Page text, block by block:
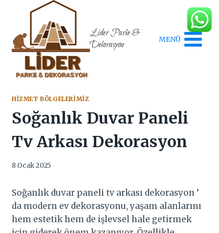
content
Lider Parke &
Dekorasyon
MENÜ
HIZMET BÖLGELERIMIZ
Soğanlık Duvar Paneli
Tv Arkası Dekorasyon
8 Ocak 2025
Soğanlık duvar paneli tv arkası dekorasyon ’
da modern ev dekorasyonu, yaşam alanlarını
hem estetik hem de işlevsel hale getirmek